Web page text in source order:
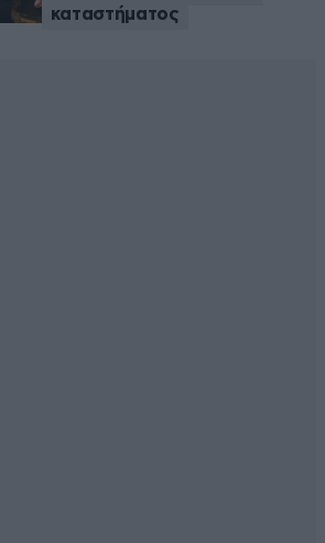
καταστήματος